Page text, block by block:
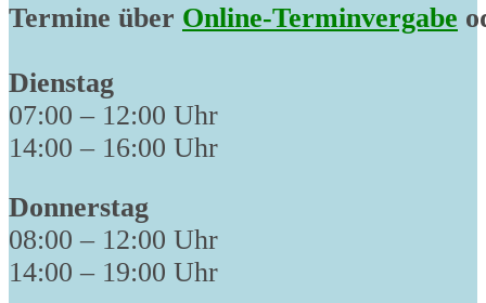
Termine über Online-Terminvergabe
Dienstag
07:00 – 12:00 Uhr
14:00 – 16:00 Uhr
Donnerstag
08:00 – 12:00 Uhr
14:00 – 19:00 Uhr